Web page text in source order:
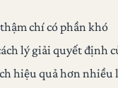
chí có phần khó
lý giải quyết định
hiệu quả hơn nhiều